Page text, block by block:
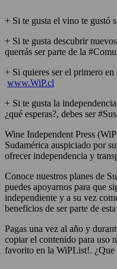
+ Si te gusta el vino te gustó
+ Si te gusta descubrir
querrás ser parte de la
+ Si quieres ser el primero en
www.WiP.cl
+ Si te gusta la
¿qué esperas?, debes ser
Wine Independent Press
Sudamérica auspiciado por
ofrecer independencia y
Conoce nuestros planes de
puedes apoyarnos para que
independiente y a su vez
beneficios de ser parte de
Pagas una vez al año y
copiar el contenido para uso
favorito en la WiPList!. ¿Que